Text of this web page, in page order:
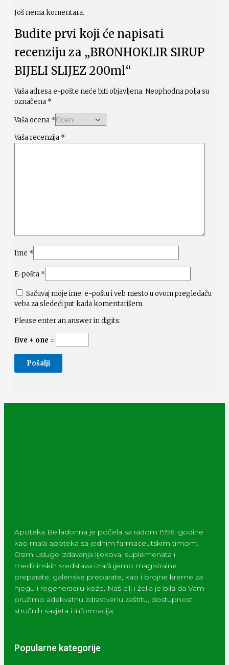
Još nema komentara.
Budite prvi koji će napisati
recenziju za „BRONHOKLIR SIRUP
BIJELI SLIJEZ 200ml“
Vaša adresa e-pošte neće biti objavljena. Neophodna polja su
označena *
Vaša ocena *
Vaša recenzija *
Ime *
E-pošta *
Sačuvaj moje ime, e-poštu i veb mesto u ovom pregledaču
veba za sledeći put kada komentarišem.
Please enter an answer in digits:
five + one =
Apoteka Belladonna je počela sa radom 1996. godine
kao mala apoteka sa jednim farmaceutskim timom.
Osim usluge izdavanja lijekova, suplemenata i
medicinskih sredstava izrađujemo magistralne
preparate, galenske preparate, kao i brojne kreme za
njegu i regeneraciju kože. Naš cilj i želja je bila da Vam
pružimo adekvatnu zdrastvenu zaštitu, dostupnost
stručnih savjeta i informacija.
Popularne kategorije